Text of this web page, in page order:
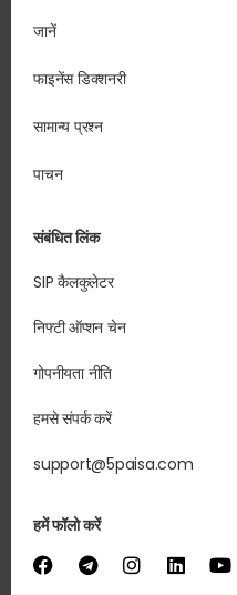
जानें
फाइनेंस डिक्शनरी
सामान्य प्रश्न
पाचन
संबंधित लिंक
SIP कैलकुलेटर
निफ्टी ऑप्शन चेन
गोपनीयता नीति
हमसे संपर्क करें
support@5paisa.com
हमें फॉलो करें